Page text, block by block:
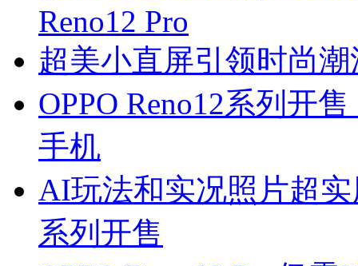
Reno12 Pro
超美小直屏引领时尚潮
OPPO Reno12系列开
手机
AI玩法和实况照片超实
系列开售